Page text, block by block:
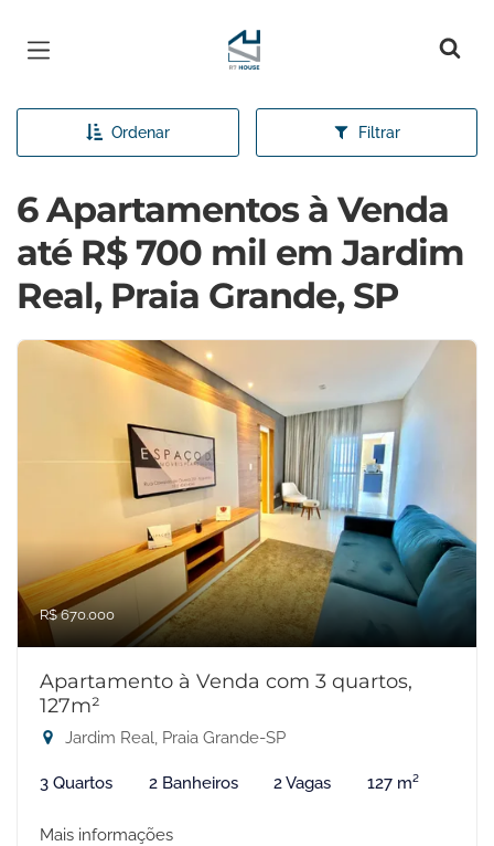
Página inicial
Ordenar Filtrar
6 Apartamentos à Venda
até R$ 700 mil em Jardim
Real, Praia Grande, SP
R$ 670.000
Apartamento à Venda com 3 quartos,
127m²
Jardim Real, Praia Grande-SP
3 Quartos 2 Banheiros 2 Vagas 127 m²
Mais informações